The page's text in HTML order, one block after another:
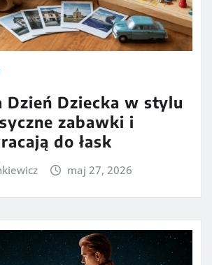
Dzień Dziecka w stylu
zabawki i
do łask
maj 27, 2026